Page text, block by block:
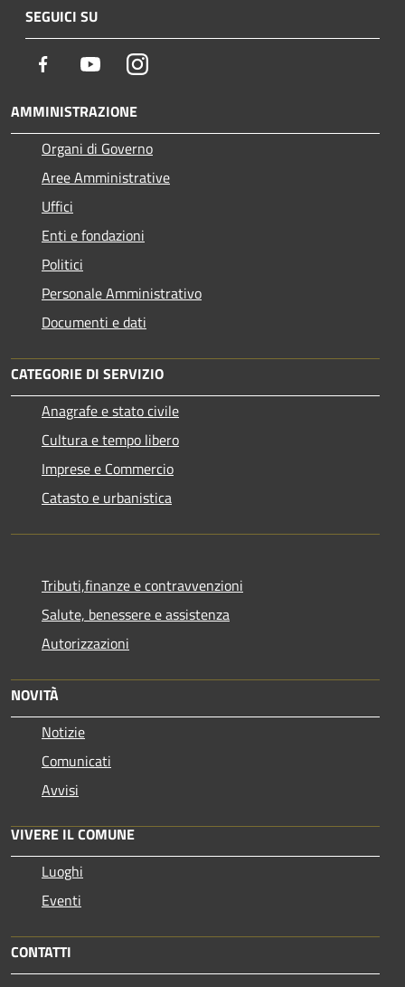
SEGUICI SU
Facebook YoutubeInstagram
AMMINISTRAZIONE
Organi di Governo
Aree Amministrative
Uffici
Enti e fondazioni
Politici
Personale Amministrativo
Documenti e dati
CATEGORIE DI SERVIZIO
Anagrafe e stato civile
Cultura e tempo libero
Imprese e Commercio
Catasto e urbanistica
Tributi,finanze e contravvenzioni
Salute, benessere e assistenza
Autorizzazioni
NOVITÀ
Notizie
Comunicati
Avvisi
VIVERE IL COMUNE
Luoghi
Eventi
CONTATTI